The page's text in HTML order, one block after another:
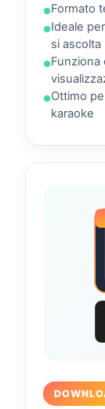
Formato
Ideale
si ascolta
Ottimo
karaoke